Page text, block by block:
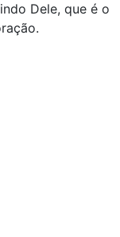
Dele, que é o